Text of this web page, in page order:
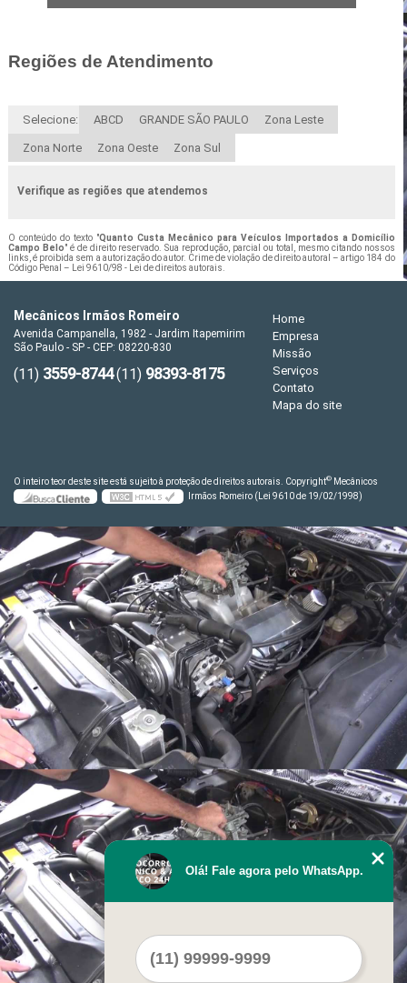
Regiões de Atendimento
Selecione: ABCD GRANDE SÃO PAULO Zona Leste
Zona Norte Zona Oeste Zona Sul
Verifique as regiões que atendemos
O conteúdo do texto "Quanto Custa Mecânico para Veículos Importados a Domicílio
Campo Belo" é de direito reservado. Sua reprodução, parcial ou total, mesmo citando nossos
links, é proibida sem a autorização do autor. Crime de violação de direito autoral – artigo 184 do
Código Penal – Lei 9610/98 - Lei de direitos autorais.
Mecânicos Irmãos Romeiro
Avenida Campanella, 1982 - Jardim Itapemirim
São Paulo - SP - CEP: 08220-830
(11) 3559-8744(11) 98393-8175
Home
Empresa
Missão
Serviços
Contato
Mapa do site
O inteiro teor deste site está sujeito à proteção de direitos autorais. Copyright© Mecânicos
Irmãos Romeiro (Lei 9610 de 19/02/1998)
Olá! Fale agora pelo WhatsApp.